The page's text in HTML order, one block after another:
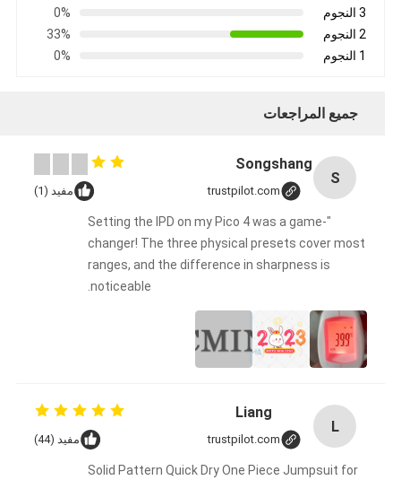
3 النجوم
0%
2 النجوم
33%
1 النجوم
0%
جميع المراجعات
S
Songshang
trustpilot.com مفيد (1)
"Setting the IPD on my Pico 4 was a game-
changer! The three physical presets cover most
ranges, and the difference in sharpness is
noticeable.
L
Liang
trustpilot.com مفيد (44)
Solid Pattern Quick Dry One Piece Jumpsuit for